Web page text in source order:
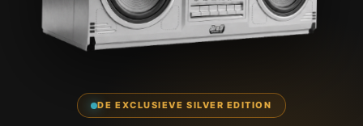
DE EXCLUSIEVE SILVER EDITION